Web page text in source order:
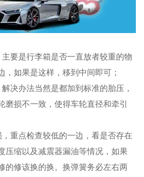
要是行李箱是否一直放者较重的物
，如果是这样，移到中间即可；
决办法当然是都加到标准的胎压，
磨损不一致，使得车轮直径和牵引
重点检查较低的一边，看是否存在
压缩以及减震器漏油等情况，如果
的修该换的换。换弹簧务必左右两